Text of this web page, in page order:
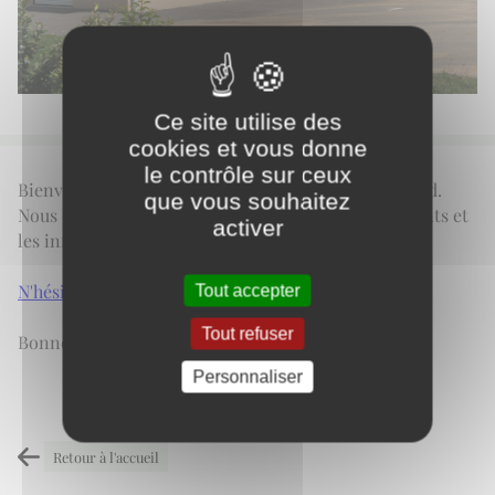
Bienvenue sur le nouveau site internet de Hautefond.
Nous espérons que vous trouverez les renseignements et
les infos que vous recherchez
N'hésitez pas à nous faire part de vos remarques
Bonne visite, Bonne navigation .......
Retour à l'accueil
Ce site utilise des
cookies et vous donne
le contrôle sur ceux
que vous souhaitez
activer
Tout accepter
Tout refuser
Personnaliser